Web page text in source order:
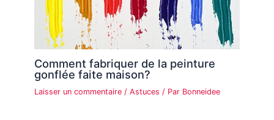
Comment fabriquer de la peinture
gonflée faite maison?
Laisser un commentaire /Astuces / Par Bonneidee